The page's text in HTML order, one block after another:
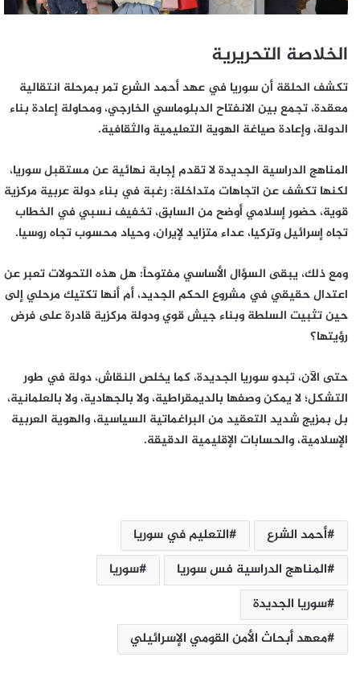
الخلاصة التحريرية
تكشف الحلقة أن سوريا في عهد أحمد الشرع تمر بمرحلة انتقالية
معقدة، تجمع بين الانفتاح الدبلوماسي الخارجي، ومحاولة إعادة بناء
الدولة، وإعادة صياغة الهوية التعليمية والثقافية.
المناهج الدراسية الجديدة لا تقدم إجابة نهائية عن مستقبل سوريا،
لكنها تكشف عن اتجاهات متداخلة: رغبة في بناء دولة عربية مركزية
قوية، حضور إسلامي أوضح من السابق، تخفيف نسبي في الخطاب
تجاه إسرائيل وتركيا، عداء متزايد لإيران، وحياد محسوب تجاه روسيا.
ومع ذلك، يبقى السؤال الأساسي مفتوحاً: هل هذه التحولات تعبر عن
اعتدال حقيقي في مشروع الحكم الجديد، أم أنها تكتيك مرحلي إلى
حين تثبيت السلطة وبناء جيش قوي ودولة مركزية قادرة على فرض
رؤيتها؟
حتى الآن، تبدو سوريا الجديدة، كما يخلص النقاش، دولة في طور
التشكل؛ لا يمكن وصفها بالديمقراطية، ولا بالجهادية، ولا بالعلمانية،
بل بمزيج شديد التعقيد من البراغماتية السياسية، والهوية العربية
الإسلامية، والحسابات الإقليمية الدقيقة.
أحمد الشرع
التعليم في سوريا
المناهج الدراسية فس سوريا
سوريا
سوريا الجديدة
معهد أبحاث الأمن القومي الإسرائيلي